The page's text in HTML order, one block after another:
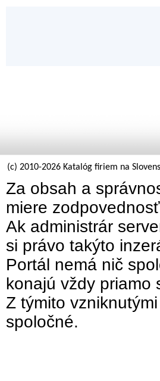
(c) 2010-2026 Katalóg firiem na
Za obsah a
miere
Ak administrár
si právo takýto
Portál nemá nič
konajú vždy priamo
Z týmito
spoločné.